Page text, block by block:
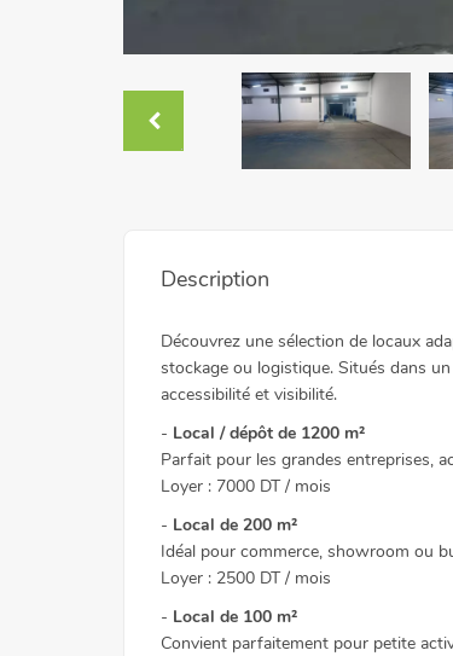
Description
Découvrez une sélection de locaux
stockage ou logistique. Situés dans
accessibilité et visibilité.
- Local / dépôt de 1200 m²
Parfait pour les grandes entreprises,
Loyer : 7000 DT / mois
- Local de 200 m²
Idéal pour commerce, showroom ou
Loyer : 2500 DT / mois
- Local de 100 m²
Convient parfaitement pour petite